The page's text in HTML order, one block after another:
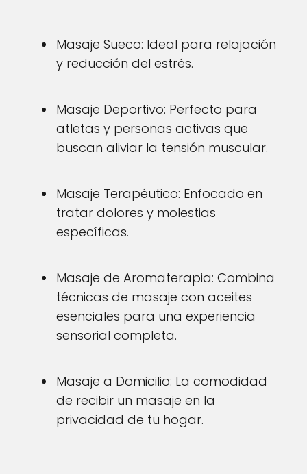
Masaje Sueco: Ideal para relajación
y reducción del estrés.
Masaje Deportivo: Perfecto para
atletas y personas activas que
buscan aliviar la tensión muscular.
Masaje Terapéutico: Enfocado en
tratar dolores y molestias
específicas.
Masaje de Aromaterapia: Combina
técnicas de masaje con aceites
esenciales para una experiencia
sensorial completa.
Masaje a Domicilio: La comodidad
de recibir un masaje en la
privacidad de tu hogar.